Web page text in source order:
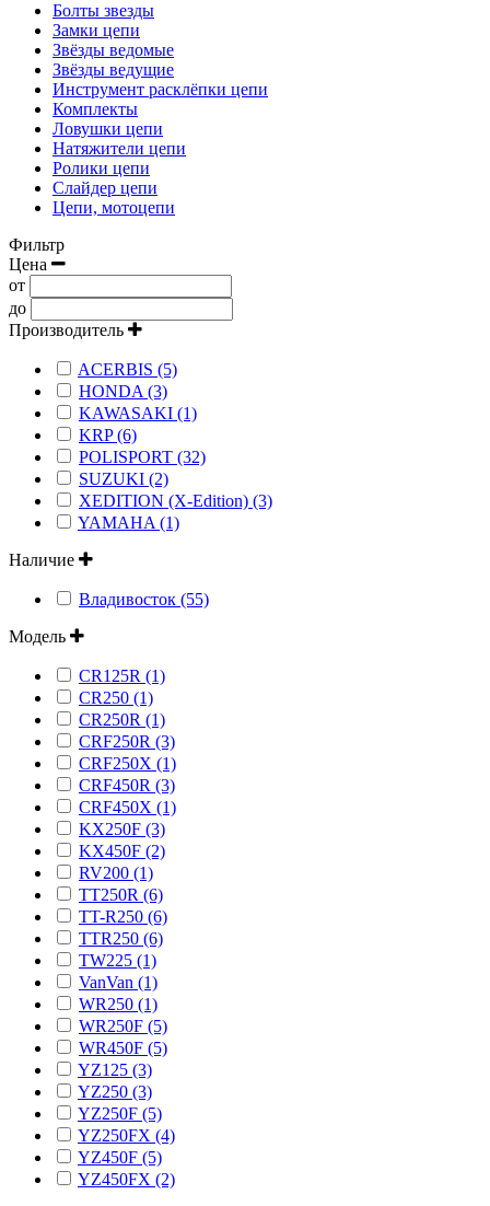
Болты звезды
Замки цепи
Звёзды ведомые
Звёзды ведущие
Инструмент расклёпки цепи
Комплекты
Ловушки цепи
Натяжители цепи
Ролики цепи
Слайдер цепи
Цепи, мотоцепи
Фильтр
Цена
от
до
Производитель
ACERBIS (5)
HONDA (3)
KAWASAKI (1)
KRP (6)
POLISPORT (32)
SUZUKI (2)
XEDITION (X-Edition) (3)
YAMAHA (1)
Наличие
Владивосток (55)
Модель
CR125R (1)
CR250 (1)
CR250R (1)
CRF250R (3)
CRF250X (1)
CRF450R (3)
CRF450X (1)
KX250F (3)
KX450F (2)
RV200 (1)
TT250R (6)
TT-R250 (6)
TTR250 (6)
TW225 (1)
VanVan (1)
WR250 (1)
WR250F (5)
WR450F (5)
YZ125 (3)
YZ250 (3)
YZ250F (5)
YZ250FX (4)
YZ450F (5)
YZ450FX (2)